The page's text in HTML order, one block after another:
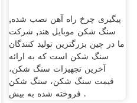
پیگیری چرخ راه آهن نصب شده,
سنگ شکن موبایل هند, شرکت
ما در چین بزرگترین تولید کنندگان
سنگ شکن است که به ارائه
آخرین تجهیزات سنگ شکن،
قیمت سنگ شکن، سنگ شکن
فروخته شده به بیش .